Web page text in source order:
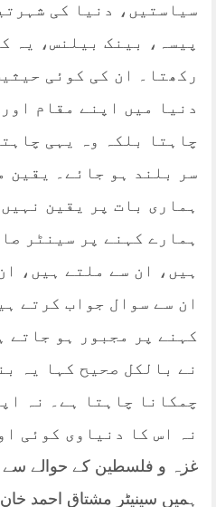
سیاستیں، دنیا کی
پیسہ، بینک بیلنس، یہ
رکھتا۔ ان کی کوئی
دنیا میں اپنے مقام
چاہتا بلکہ وہ یہی
سر بلند ہو جائے۔ یقین
ہماری بات پر یقین
ہمارے کہنے پر سینٹر
ہیں، ان سے ملتے ہیں،
ان سے سوال جواب کرتے
کہنے پر مجبور ہو جاتے
نے بالکل صحیح کہا یہ
چمکانا چاہتا ہے۔ نہ
نہ اس کا دنیاوی کوئی
غزہ و فلسطین کے حوالے
ہمیں سینیٹر مشتاق احمد